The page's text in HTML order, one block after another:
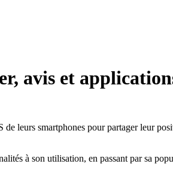
avis et
leurs smartphones pour partager leur
à son utilisation, en passant par sa